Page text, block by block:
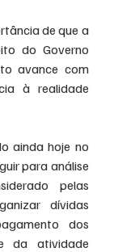
de que a
do Governo
avance com
à realidade
ainda hoje no
para análise
pelas
dívidas
dos
da atividade